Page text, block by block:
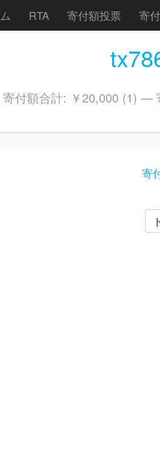
RTA 寄付額投票 寄
寄付額合計: ￥20,000 (1) —
寄